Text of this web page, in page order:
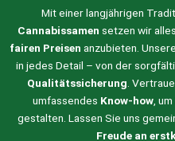
Mit einer langjährigen
Cannabissamen setzen wir
fairen Preisen anzubieten.
in jedes Detail – von der
Qualitätssicherung .
umfassendes Know-how,
gestalten. Lassen Sie uns
Freude an